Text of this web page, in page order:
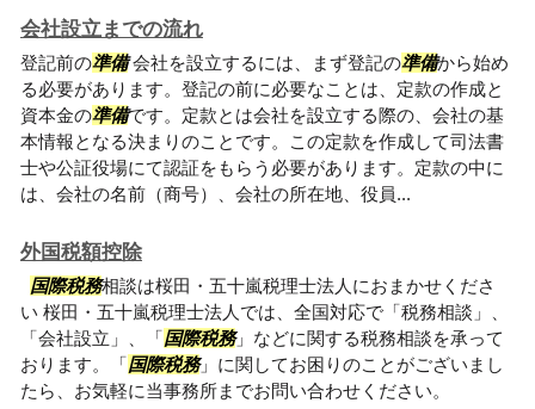
会社設立までの流れ
登記前の準備会社を設立するには、まず登記の準備から始め
る必要があります。登記の前に必要なことは、定款の作成と
資本金の準備です。定款とは会社を設立する際の、会社の基
本情報となる決まりのことです。この定款を作成して司法書
士や公証役場にて認証をもらう必要があります。定款の中に
は、会社の名前（商号）、会社の所在地、役員...
外国税額控除
国際税務相談は桜田・五十嵐税理士法人におまかせくださ
い 桜田・五十嵐税理士法人では、全国対応で「税務相談」、
「会社設立」、「国際税務」などに関する税務相談を承って
おります。「国際税務」に関してお困りのことがございまし
たら、お気軽に当事務所までお問い合わせください。